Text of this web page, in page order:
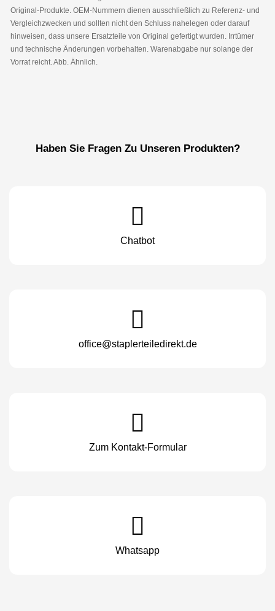
Original-Produkte. OEM-Nummern dienen ausschließlich zu Referenz- und
Vergleichzwecken und sollten nicht den Schluss nahelegen oder darauf
hinweisen, dass unsere Ersatzteile von Original gefertigt wurden. Irrtümer
und technische Änderungen vorbehalten. Warenabgabe nur solange der
Vorrat reicht. Abb. Ähnlich.
Haben Sie Fragen Zu Unseren Produkten?
Chatbot
office@staplerteiledirekt.de
Zum Kontakt-Formular
Whatsapp